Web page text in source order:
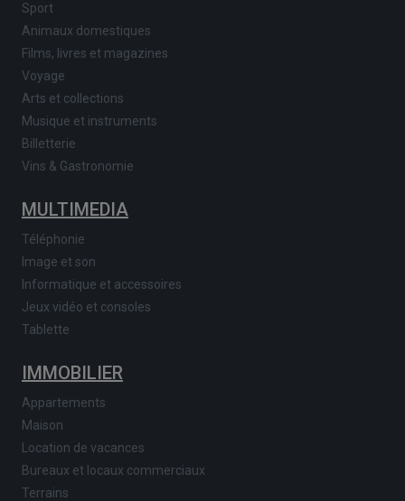
Sport
Animaux domestiques
Films, livres et magazines
Voyage
Arts et collections
Musique et instruments
Billetterie
Vins & Gastronomie
MULTIMEDIA
Téléphonie
Image et son
Informatique et accessoires
Jeux vidéo et consoles
Tablette
IMMOBILIER
Appartements
Maison
Location de vacances
Bureaux et locaux commerciaux
Terrains